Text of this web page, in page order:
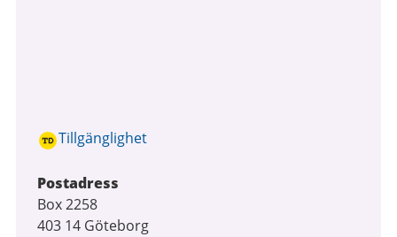
Tillgänglighet
Postadress
Box 2258
403 14 Göteborg